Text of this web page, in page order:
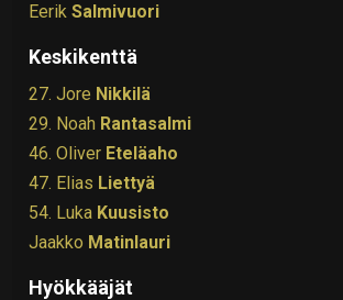
EerikSalmivuori
Keskikenttä
27. Jore Nikkilä
29. Noah Rantasalmi
46. Oliver Eteläaho
47. Elias Liettyä
54. Luka Kuusisto
Jaakko Matinlauri
Hyökkääjät